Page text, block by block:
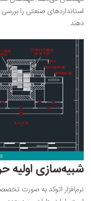
استانداردهای صنعتی را
دهند.
شبیه‌سازی اولیه
نرم‌افزار اتوکد به صورت